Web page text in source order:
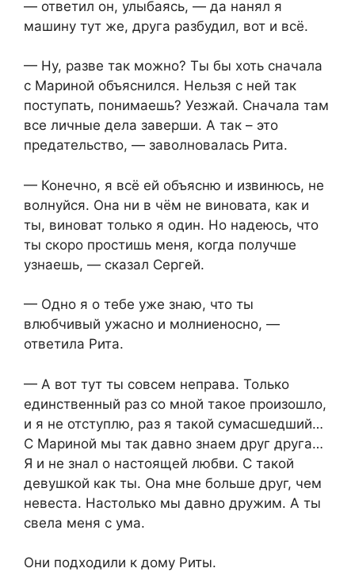
— ответил он, улыбаясь, — да нанял я
машину тут же, друга разбудил, вот и всё.
— Ну, разве так можно? Ты бы хоть сначала
с Мариной объяснился. Нельзя с ней так
поступать, понимаешь? Уезжай. Сначала там
все личные дела заверши. А так – это
предательство, — заволновалась Рита.
— Конечно, я всё ей объясню и извинюсь, не
волнуйся. Она ни в чём не виновата, как и
ты, виноват только я один. Но надеюсь, что
ты скоро простишь меня, когда получше
узнаешь, — сказал Сергей.
— Одно я о тебе уже знаю, что ты
влюбчивый ужасно и молниеносно, —
ответила Рита.
— А вот тут ты совсем неправа. Только
единственный раз со мной такое произошло,
и я не отступлю, раз я такой сумасшедший…
С Мариной мы так давно знаем друг друга…
Я и не знал о настоящей любви. С такой
девушкой как ты. Она мне больше друг, чем
невеста. Настолько мы давно дружим. А ты
свела меня с ума.
Они подходили к дому Риты.